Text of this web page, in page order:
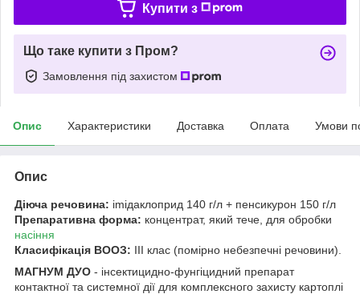
Купити з
Що таке купити з Пром?
Замовлення під захистом
Опис Характеристики Доставка Оплата Умови
Опис
Діюча речовина: imiдаклоприд 140 г/л + пенсикурон 150 г/л
Препаративна форма: концентрат, який тече, для обробки
насіння
Класифікація ВООЗ: III клас (помірно небезпечні речовини).
МАГНУМ ДУО - інсектицидно-фунгіцидний препарат
контактної та системної дії для комплексного захисту картоплі